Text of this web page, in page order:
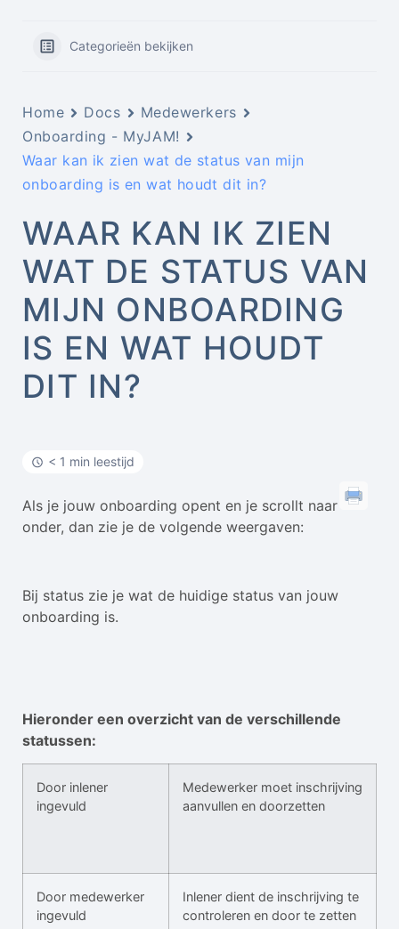
Categorieën bekijken
Home Docs
Medewerkers
Onboarding - MyJAM!
Waar kan ik zien wat de status van mijn
onboarding is en wat houdt dit in?
WAAR KAN IK ZIEN
WAT DE STATUS VAN
MIJN ONBOARDING
IS EN WAT HOUDT
DIT IN?
< 1 min leestijd
Als je jouw onboarding opent en je scrollt naar
onder, dan zie je de volgende weergaven:
Bij status zie je wat de huidige status van jouw
onboarding is.
Hieronder een overzicht van de verschillende
statussen:
Door inlener
ingevuld
Medewerker moet inschrijving
aanvullen en doorzetten
Door medewerker
ingevuld
Inlener dient de inschrijving te
controleren en door te zetten